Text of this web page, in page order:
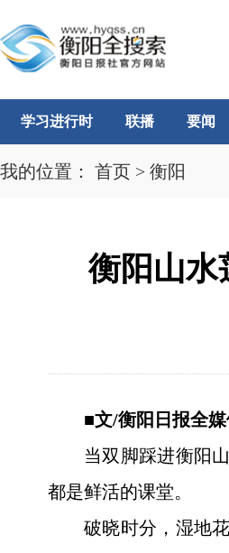
学习进行时 联播 要闻
我的位置： 首页 > 衡阳
衡阳山水
■文/衡阳日报全
当双脚踩进衡阳
都是鲜活的课堂。
破晓时分，湿地